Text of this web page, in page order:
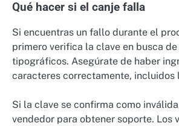
Qué hacer si el canje falla
Si encuentras un fallo durante el
primero verifica la clave en busca
tipográficos. Asegúrate de haber
caracteres correctamente, incluidos
Si la clave se confirma como
vendedor para obtener soporte. Los